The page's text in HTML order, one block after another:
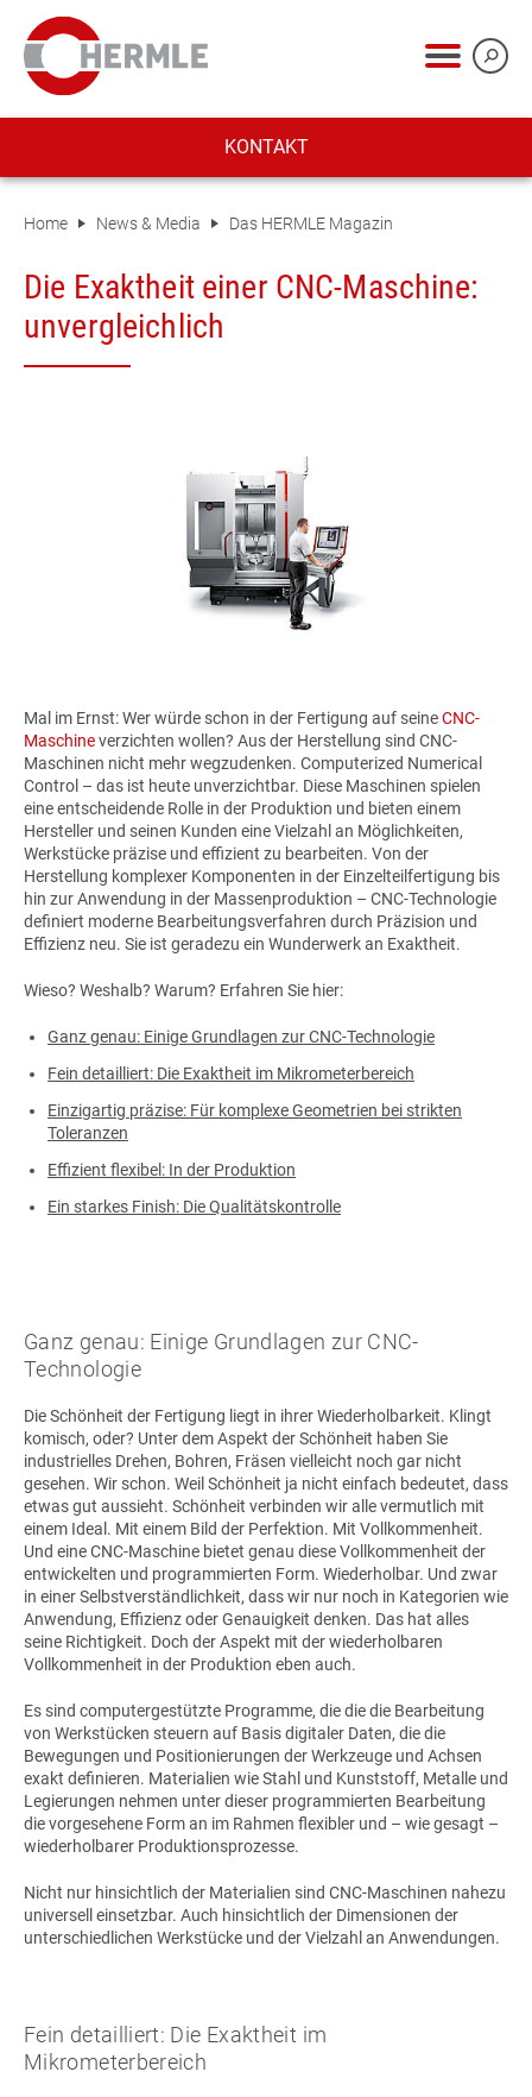
KONTAKT
Home News & Media Das HERMLE Magazin
Die Exaktheit einer CNC-Maschine:
unvergleichlich
Mal im Ernst: Wer würde schon in der Fertigung auf seineCNC-
Maschineverzichten wollen? Aus der Herstellung sind CNC-
Maschinen nicht mehr wegzudenken. Computerized Numerical
Control – das ist heute unverzichtbar. Diese Maschinen spielen
eine entscheidende Rolle in der Produktion und bieten einem
Hersteller und seinen Kunden eine Vielzahl an Möglichkeiten,
Werkstücke präzise und effizient zu bearbeiten. Von der
Herstellung komplexer Komponenten in der Einzelteilfertigung bis
hin zur Anwendung in der Massenproduktion – CNC-Technologie
definiert moderne Bearbeitungsverfahren durch Präzision und
Effizienz neu. Sie ist geradezu ein Wunderwerk an Exaktheit.
Wieso? Weshalb? Warum? Erfahren Sie hier:
Ganz genau: Einige Grundlagen zur CNC-Technologie
Fein detailliert: Die Exaktheit im Mikrometerbereich
Einzigartig präzise: Für komplexe Geometrien bei strikten
Toleranzen
Effizient flexibel: In der Produktion
Ein starkes Finish: Die Qualitätskontrolle
Ganz genau: Einige Grundlagen zur CNC-
Technologie
Die Schönheit der Fertigung liegt in ihrer Wiederholbarkeit. Klingt
komisch, oder? Unter dem Aspekt der Schönheit haben Sie
industrielles Drehen, Bohren, Fräsen vielleicht noch gar nicht
gesehen. Wir schon. Weil Schönheit ja nicht einfach bedeutet, dass
etwas gut aussieht. Schönheit verbinden wir alle vermutlich mit
einem Ideal. Mit einem Bild der Perfektion. Mit Vollkommenheit.
Und eine CNC-Maschine bietet genau diese Vollkommenheit der
entwickelten und programmierten Form. Wiederholbar. Und zwar
in einer Selbstverständlichkeit, dass wir nur noch in Kategorien wie
Anwendung, Effizienz oder Genauigkeit denken. Das hat alles
seine Richtigkeit. Doch der Aspekt mit der wiederholbaren
Vollkommenheit in der Produktion eben auch.
Es sind computergestützte Programme, die die die Bearbeitung
von Werkstücken steuern auf Basis digitaler Daten, die die
Bewegungen und Positionierungen der Werkzeuge und Achsen
exakt definieren. Materialien wie Stahl und Kunststoff, Metalle und
Legierungen nehmen unter dieser programmierten Bearbeitung
die vorgesehene Form an im Rahmen flexibler und – wie gesagt –
wiederholbarer Produktionsprozesse.
Nicht nur hinsichtlich der Materialien sind CNC-Maschinen nahezu
universell einsetzbar. Auch hinsichtlich der Dimensionen der
unterschiedlichen Werkstücke und der Vielzahl an Anwendungen.
Fein detailliert: Die Exaktheit im
Mikrometerbereich